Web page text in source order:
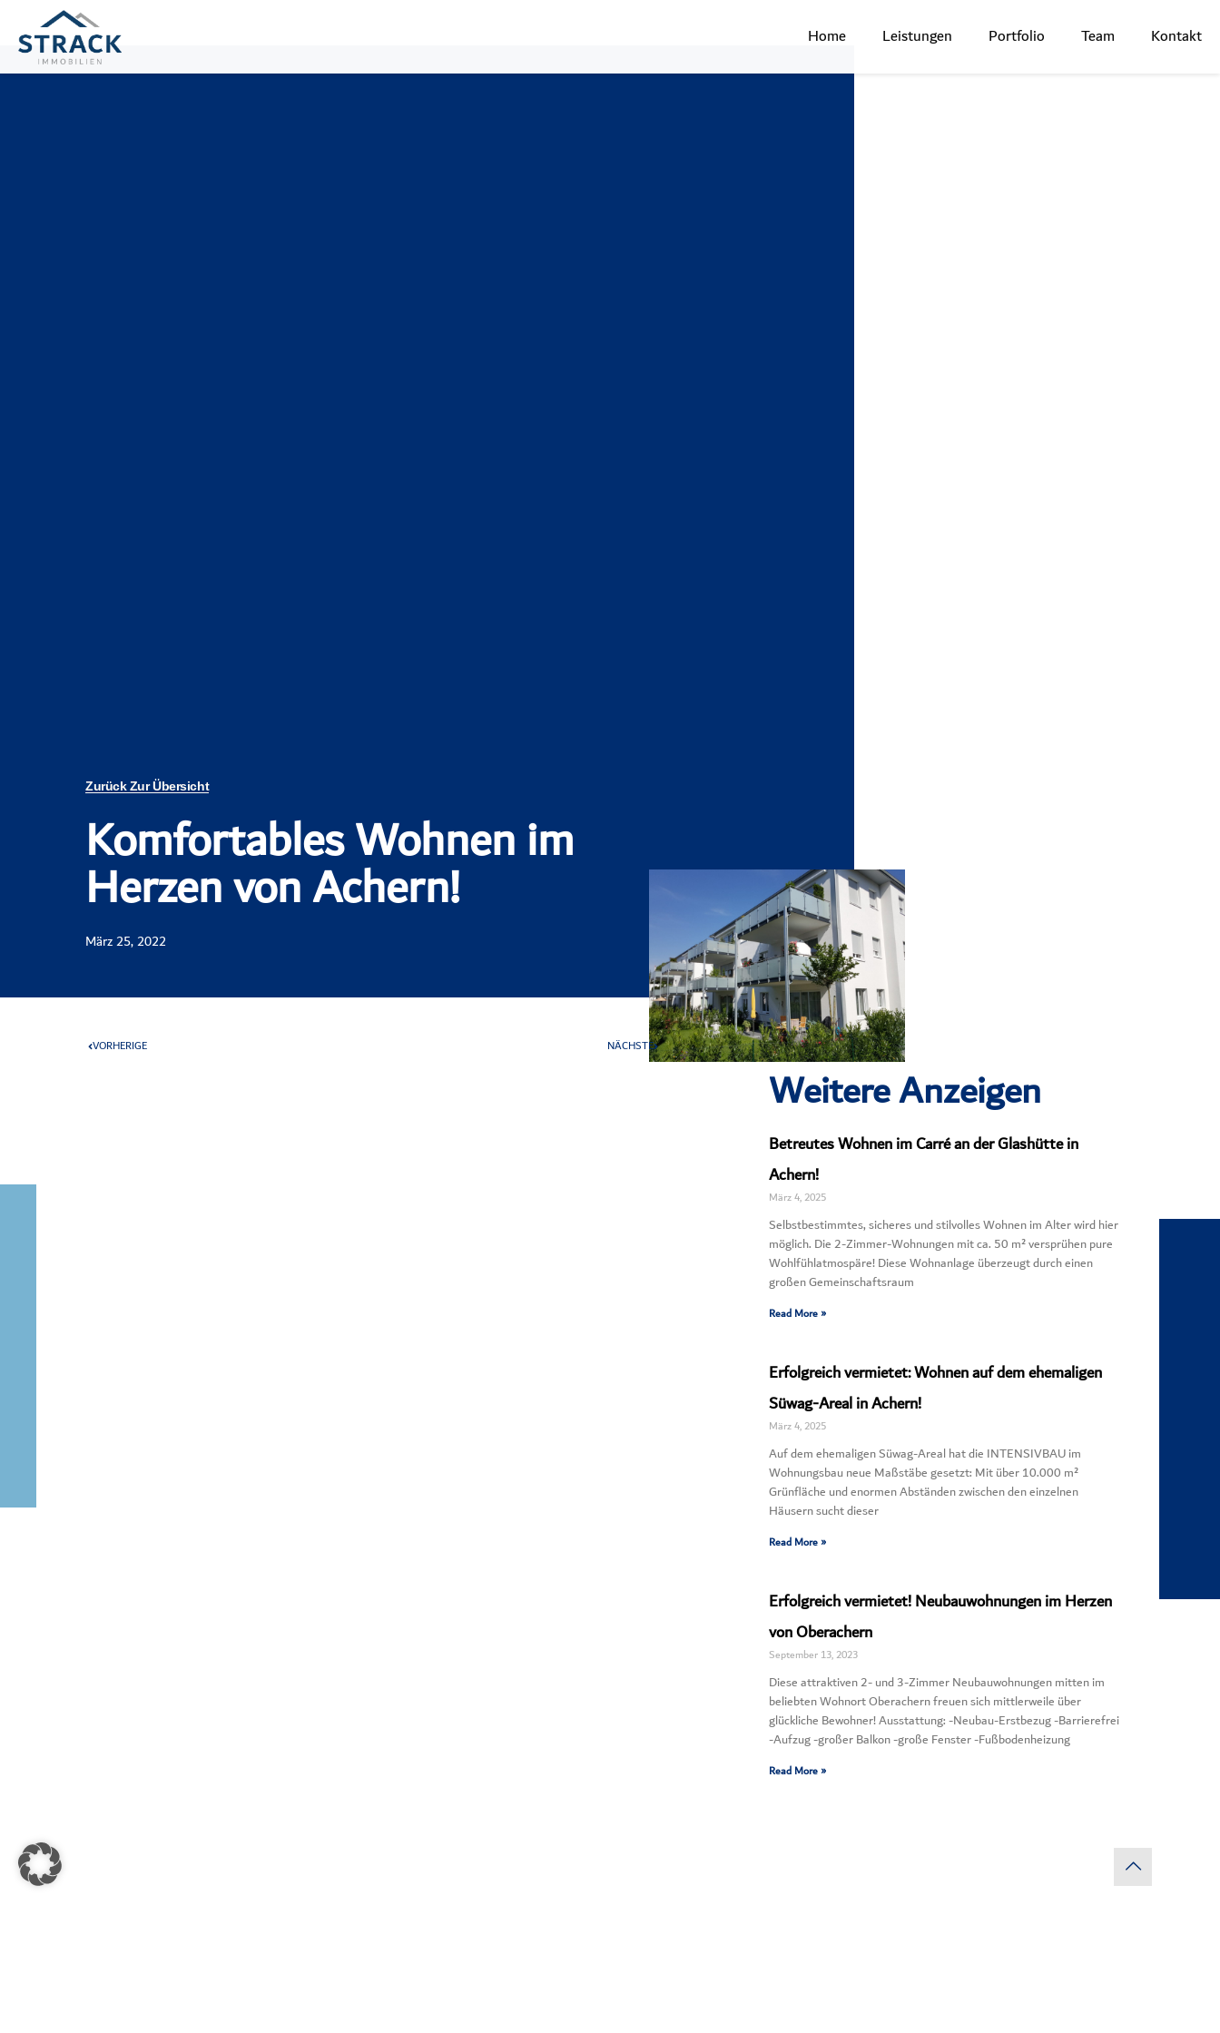
Home Leistungen Portfolio Team Kontakt
Zurück Zur Übersicht
Komfortables Wohnen im
Herzen von Achern!
März 25, 2022
VORHERIGE NÄCHSTE
Weitere Anzeigen
Betreutes Wohnen im Carré an der Glashütte in
Achern!
März 4, 2025
Selbstbestimmtes, sicheres und stilvolles Wohnen im Alter wird hier
möglich. Die 2-Zimmer-Wohnungen mit ca. 50 m² versprühen pure
Wohlfühlatmospäre! Diese Wohnanlage überzeugt durch einen
großen Gemeinschaftsraum
Read More »
Erfolgreich vermietet: Wohnen auf dem ehemaligen
Süwag-Areal in Achern!
März 4, 2025
Auf dem ehemaligen Süwag-Areal hat die INTENSIVBAU im
Wohnungsbau neue Maßstäbe gesetzt: Mit über 10.000 m²
Grünfläche und enormen Abständen zwischen den einzelnen
Häusern sucht dieser
Read More »
Erfolgreich vermietet! Neubauwohnungen im Herzen
von Oberachern
September 13, 2023
Diese attraktiven 2- und 3-Zimmer Neubauwohnungen mitten im
beliebten Wohnort Oberachern freuen sich mittlerweile über
glückliche Bewohner! Ausstattung: -Neubau-Erstbezug -Barrierefrei
-Aufzug -großer Balkon -große Fenster -Fußbodenheizung
Read More »